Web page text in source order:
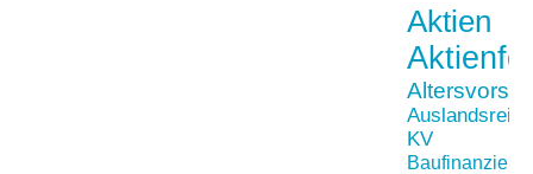
Aktien
Auslandsreise
KV